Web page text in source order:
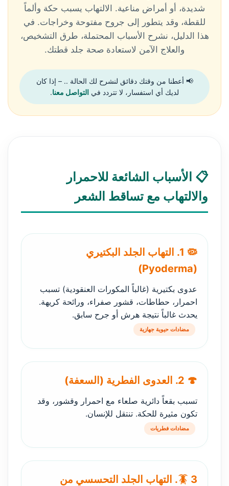
شديدة، أو أمراض مناعية. الالتهاب يسبب حكة وألماً
للقطة، وقد يتطور إلى جروح مفتوحة وخراجات. في
هذا الدليل، نشرح الأسباب المحتملة، طرق التشخيص،
والعلاج الآمن لاستعادة صحة جلد قطتك.
📢 أعطنا من وقتك دقائق لنشرح لك الحالة .. – إذا كان
لديك أي استفسار، لا تتردد في التواصل معنا.
📋 الأسباب الشائعة للاحمرار
والالتهاب مع تساقط الشعر
🦠 1. التهاب الجلد البكتيري
(Pyoderma)
عدوى بكتيرية (غالباً المكورات العنقودية) تسبب
احمرار، حطاطات، قشور صفراء، ورائحة كريهة.
يحدث غالباً نتيجة هرش أو جرح سابق.
مضادات حيوية جهازية
🍄 2. العدوى الفطرية (السعفة)
تسبب بقعاً دائرية صلعاء مع احمرار وقشور، وقد
تكون مثيرة للحكة. تنتقل للإنسان.
مضادات فطريات
🪳 3. التهاب الجلد التحسسي من